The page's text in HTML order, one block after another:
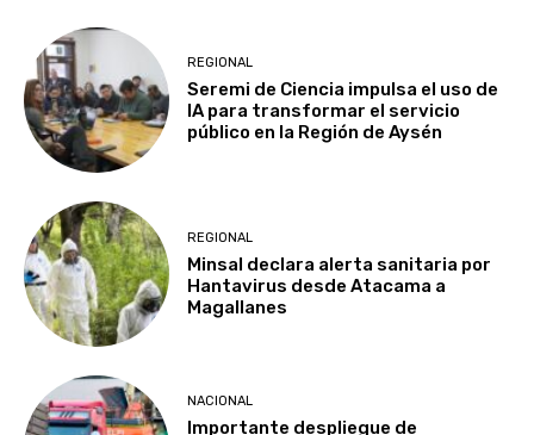
REGIONAL
Seremi de Ciencia impulsa el uso de
IA para transformar el servicio
público en la Región de Aysén
REGIONAL
Minsal declara alerta sanitaria por
Hantavirus desde Atacama a
Magallanes
NACIONAL
Importante despliegue de